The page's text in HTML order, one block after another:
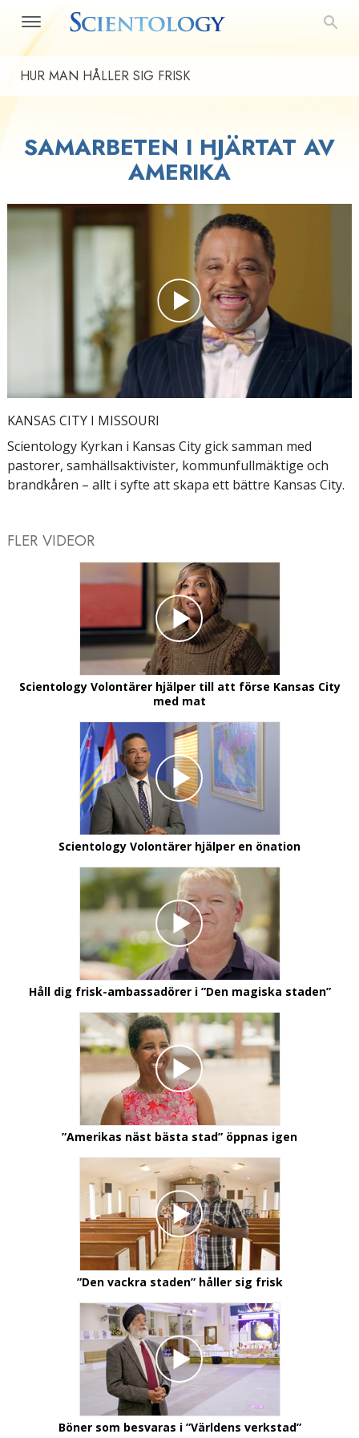
HUR MAN HÅLLER SIG FRISK
SAMARBETEN I HJÄRTAT AV
AMERIKA
Play
Video
KANSAS CITY I MISSOURI
Scientology Kyrkan i Kansas City gick samman med
pastorer, samhällsaktivister, kommunfullmäktige och
brandkåren – allt i syfte att skapa ett bättre Kansas City.
FLER VIDEOR
Scientology Volontärer hjälper till att förse Kansas City
med mat
Scientology Volontärer hjälper en önation
Håll dig frisk-ambassadörer i ”Den magiska staden”
”Amerikas näst bästa stad” öppnas igen
”Den vackra staden” håller sig frisk
Böner som besvaras i ”Världens verkstad”